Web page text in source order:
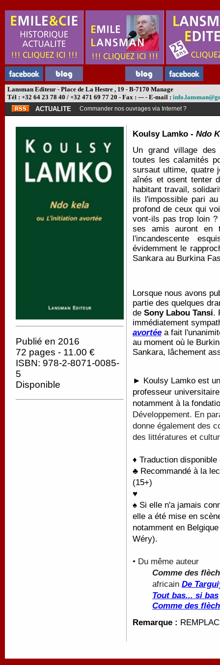
Lansman Editeur - Place de La Hestre , 19 - B-7170 Manage
Tél : +32 64 23 78 40 / +32 471 69 77 20 - Fax : --- - E-mail :
ACTUALITE
Commander nos ouvrages via Internet ?
Publié en 2016
72 pages - 11.00 €
ISBN: 978-2-8071-0085-
5
Disponible
Koulsy Lamko - Ndo
Un grand village des
toutes les calamités
sursaut ultime, quatre
aînés et osent tenter
habitant travail,
ils l'impossible pari
profond de ceux qui
vont-ils pas trop loin
ses amis auront en
l'incandescente
évidemment le
Sankara au Burkina
Lorsque nous avons
partie des quelques
de Sony Labou Tansi.
immédiatement
avortée a fait
au moment où le
Sankara, lâchement
► Koulsy Lamko est
professeur
notamment à la
Développement. En
donne également des
des littératures et
♦ Traduction
♣ Recommandé à la
(15+)
♥
♠ Si elle n'a jamais
elle a été mise en
notamment en
Wéry).
• Du même auteur
Comme des
africain De
Tout bas... si bas
Comme des
Remarque :